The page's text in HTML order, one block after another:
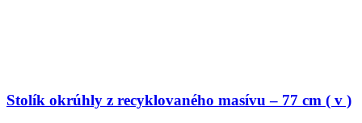
Stolík okrúhly z recyklovaného masívu – 77 cm ( v )